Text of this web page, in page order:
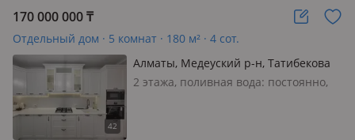
170 000 000₸
Отдельный дом · 5 комнат · 180 м² · 4 сот.
Алматы, Медеуский р-н, Татибекова
35 — Сырдария
2 этажа, поливная вода: постоянно,